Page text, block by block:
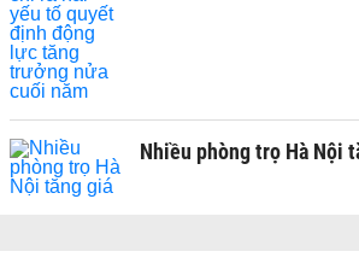
Nhiều phòng trọ Hà Nội